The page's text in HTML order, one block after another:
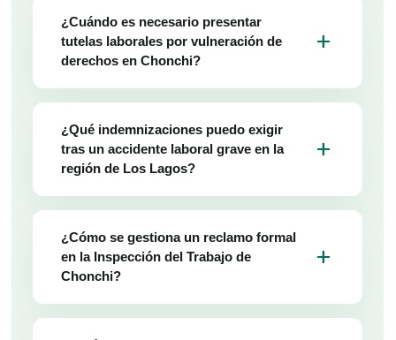
¿Cuándo es necesario presentar
tutelas laborales por vulneración de
derechos en Chonchi?
add
¿Qué indemnizaciones puedo exigir
tras un accidente laboral grave en la
región de Los Lagos?
add
¿Cómo se gestiona un reclamo formal
en la Inspección del Trabajo de
Chonchi?
add